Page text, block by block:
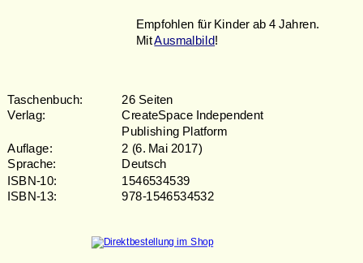
Taschenbuch: 26 Seiten
Verlag: CreateSpace Independent
Publishing Platform
Auflage: 2 (6. Mai 2017)
Sprache: Deutsch
ISBN-10: 1546534539
ISBN-13: 978-1546534532
Empfohlen für Kinder ab 4 Jahren.
Mit Ausmalbild!